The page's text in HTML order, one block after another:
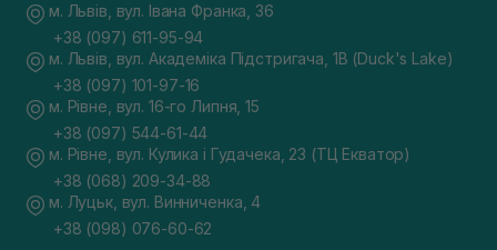
м. Львів, вул. Івана Франка, 36
+38 (097) 611-95-94
м. Львів, вул. Академіка Підстригача, 1В (Duck's Lake)
+38 (097) 101-97-16
м. Рівне, вул. 16-го Липня, 15
+38 (097) 544-61-44
м. Рівне, вул. Кулика і Гудачека, 23 (ТЦ Екватор)
+38 (068) 209-34-88
м. Луцьк, вул. Винниченка, 4
+38 (098) 076-60-62